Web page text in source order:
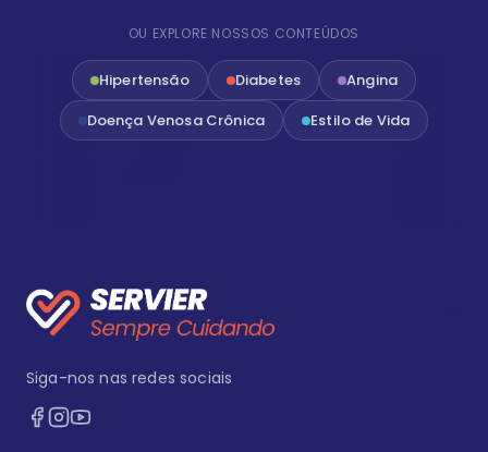
OU EXPLORE NOSSOS CONTEÚDOS
Hipertensão Diabetes
Angina
Doença Venosa Crônica
Estilo de Vida
Siga-nos nas redes sociais